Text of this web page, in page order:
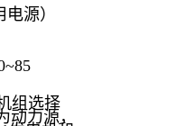
源）
组选择
动力源，